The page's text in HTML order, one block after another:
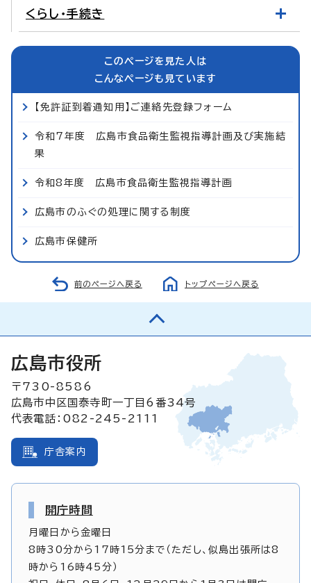
くらし・手続き
このページを見た人は
こんなページも見ています
【免許証到着通知用】ご連絡先登録フォーム
令和7年度 広島市食品衛生監視指導計画及び実施結
果
令和8年度 広島市食品衛生監視指導計画
広島市のふぐの処理に関する制度
広島市保健所
前のページへ戻る トップページへ戻る
広島市役所
〒730-8586
広島市中区国泰寺町一丁目6番34号
代表電話：082-245-2111
庁舎案内
開庁時間
月曜日から金曜日
8時30分から17時15分まで（ただし、似島出張所は8
時から16時45分）